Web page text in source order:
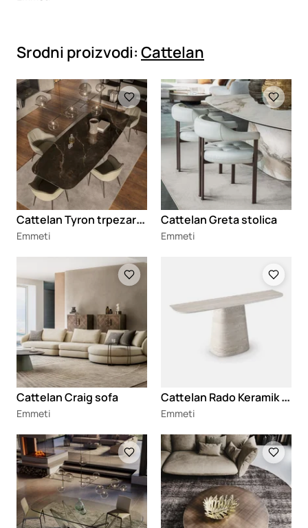
Srodni proizvodi: Cattelan
Loading
C
attelan Tyron trpezarijski sto
Emmeti
Loading
Cattelan Greta stolica
Emmeti
Cattelan Craig sofa
Emmeti
C
attelan Rado Keramik konzola
Emmeti
Loading Loading